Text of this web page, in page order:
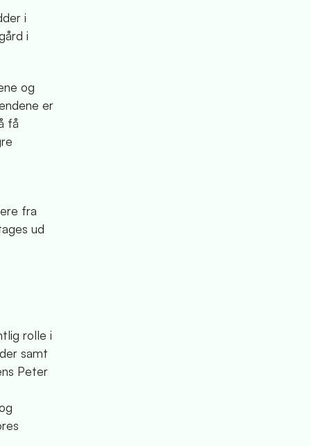
i
i
og
er
få
fra
ud
rolle i
samt
Peter